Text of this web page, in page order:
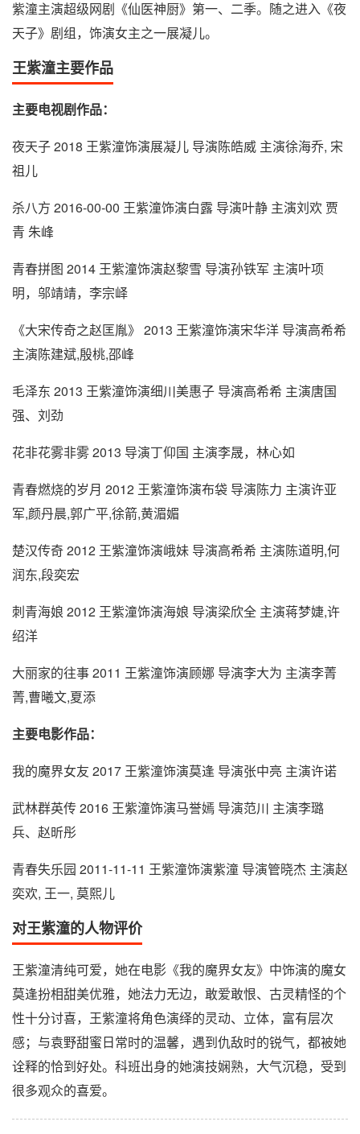
紫潼主演超级网剧《仙医神厨》第一、二季。随之进入《夜
天子》剧组，饰演女主之一展凝儿。
王紫潼主要作品
主要电视剧作品：
夜天子 2018 王紫潼饰演展凝儿 导演陈皓威 主演徐海乔, 宋
祖儿
杀八方 2016-00-00 王紫潼饰演白露 导演叶静 主演刘欢 贾
青 朱峰
青春拼图 2014 王紫潼饰演赵黎雪 导演孙铁军 主演叶项
明，邬靖靖，李宗峄
《大宋传奇之赵匡胤》 2013 王紫潼饰演宋华洋 导演高希希
主演陈建斌,殷桃,邵峰
毛泽东 2013 王紫潼饰演细川美惠子 导演高希希 主演唐国
强、刘劲
花非花雾非雾 2013 导演丁仰国 主演李晟，林心如
青春燃烧的岁月 2012 王紫潼饰演布袋 导演陈力 主演许亚
军,颜丹晨,郭广平,徐箭,黄湄媚
楚汉传奇 2012 王紫潼饰演峨妹 导演高希希 主演陈道明,何
润东,段奕宏
刺青海娘 2012 王紫潼饰演海娘 导演梁欣全 主演蒋梦婕,许
绍洋
大丽家的往事 2011 王紫潼饰演顾娜 导演李大为 主演李菁
菁,曹曦文,夏添
主要电影作品：
我的魔界女友 2017 王紫潼饰演莫逢 导演张中亮 主演许诺
武林群英传 2016 王紫潼饰演马誉嫣 导演范川 主演李璐
兵、赵昕彤
青春失乐园 2011-11-11 王紫潼饰演紫潼 导演管晓杰 主演赵
奕欢, 王一, 莫熙儿
对王紫潼的人物评价
王紫潼清纯可爱，她在电影《我的魔界女友》中饰演的魔女
莫逢扮相甜美优雅，她法力无边，敢爱敢恨、古灵精怪的个
性十分讨喜，王紫潼将角色演绎的灵动、立体，富有层次
感；与袁野甜蜜日常时的温馨，遇到仇敌时的锐气，都被她
诠释的恰到好处。科班出身的她演技娴熟，大气沉稳，受到
很多观众的喜爱。